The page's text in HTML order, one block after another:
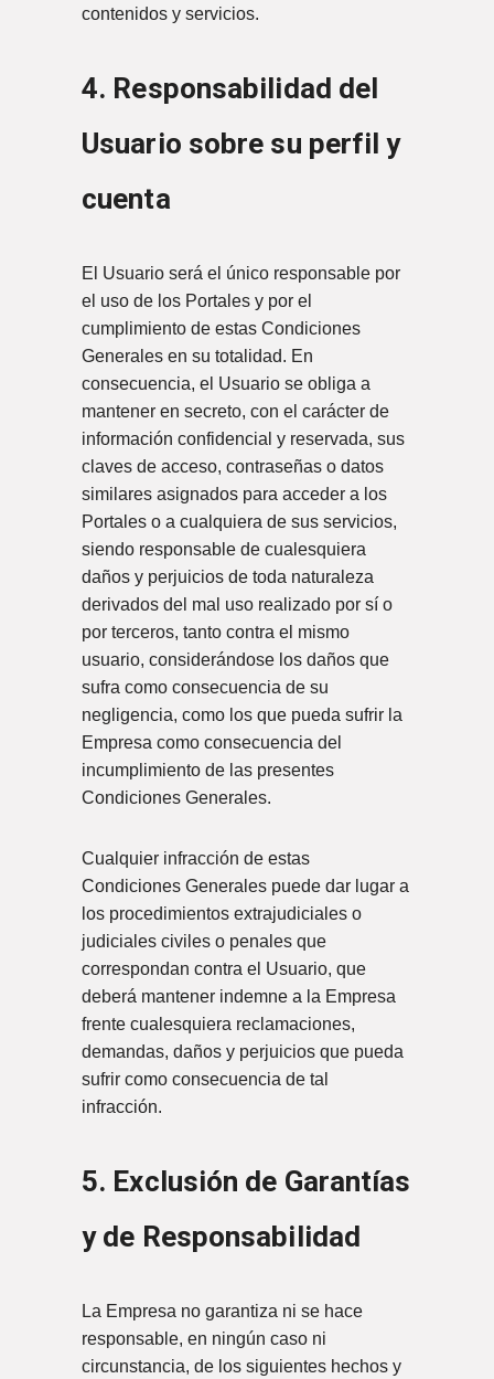
contenidos y servicios.
4. Responsabilidad del
Usuario sobre su perfil y
cuenta
El Usuario será el único responsable por
el uso de los Portales y por el
cumplimiento de estas Condiciones
Generales en su totalidad. En
consecuencia, el Usuario se obliga a
mantener en secreto, con el carácter de
información confidencial y reservada, sus
claves de acceso, contraseñas o datos
similares asignados para acceder a los
Portales o a cualquiera de sus servicios,
siendo responsable de cualesquiera
daños y perjuicios de toda naturaleza
derivados del mal uso realizado por sí o
por terceros, tanto contra el mismo
usuario, considerándose los daños que
sufra como consecuencia de su
negligencia, como los que pueda sufrir la
Empresa como consecuencia del
incumplimiento de las presentes
Condiciones Generales.
Cualquier infracción de estas
Condiciones Generales puede dar lugar a
los procedimientos extrajudiciales o
judiciales civiles o penales que
correspondan contra el Usuario, que
deberá mantener indemne a la Empresa
frente cualesquiera reclamaciones,
demandas, daños y perjuicios que pueda
sufrir como consecuencia de tal
infracción.
5. Exclusión de Garantías
y de Responsabilidad
La Empresa no garantiza ni se hace
responsable, en ningún caso ni
circunstancia, de los siguientes hechos y